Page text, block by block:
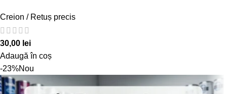
Creion / Retuș precis
30,00 lei
Adaugă în coș
-23%Nou